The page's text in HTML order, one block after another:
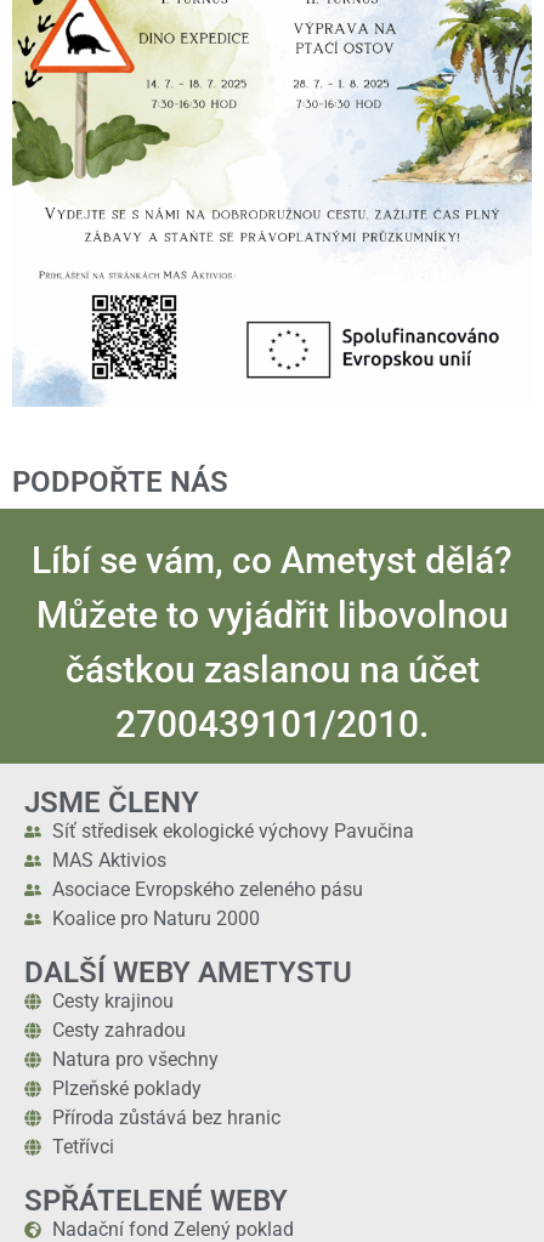
PODPOŘTE NÁS
Líbí se vám, co Ametyst dělá?
Můžete to vyjádřit libovolnou
částkou zaslanou na účet
2700439101/2010.
JSME ČLENY
Síť středisek ekologické výchovy Pavučina
MAS Aktivios
Asociace Evropského zeleného pásu
Koalice pro Naturu 2000
DALŠÍ WEBY AMETYSTU
Cesty krajinou
Cesty zahradou
Natura pro všechny
Plzeňské poklady
Příroda zůstává bez hranic
Tetřívci
SPŘÁTELENÉ WEBY
Nadační fond Zelený poklad